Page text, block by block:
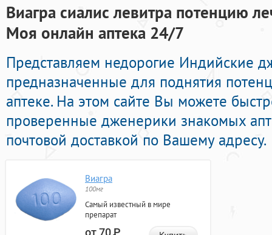
Виагра сиалис левитра потенцию
Моя онлайн аптека 24/7
Представляем недорогие Индийские
предназначенные для поднятия
аптеке. На этом сайте Вы можете
проверенные дженерики знакомых
почтовой доставкой по Вашему адресу.
Виагра
100мг
Самый известный в мире
препарат